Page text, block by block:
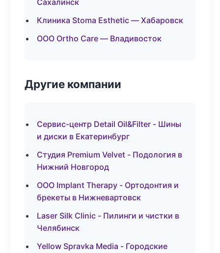
Сахалинск
Клиника Stoma Esthetic — Хабаровск
ООО Ortho Care — Владивосток
Другие компании
Сервис-центр Detail Oil&Filter - Шины
и диски в Екатеринбург
Студия Premium Velvet - Подология в
Нижний Новгород
ООО Implant Therapy - Ортодонтия и
брекеты в Нижневартовск
Laser Silk Clinic - Пилинги и чистки в
Челябинск
Yellow Spravka Media - Городские